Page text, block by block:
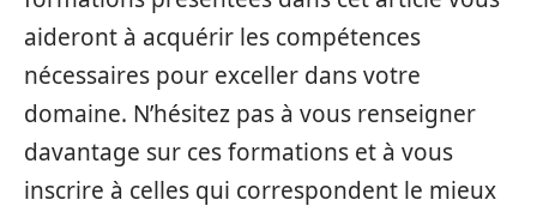
aideront à acquérir les compétences
nécessaires pour exceller dans votre
domaine. N’hésitez pas à vous renseigner
davantage sur ces formations et à vous
inscrire à celles qui correspondent le mieux